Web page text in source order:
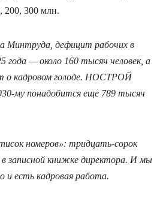
200, 300 млн.
Минтруда, дефицит рабочих в
года — около 160 тысяч человек, а
о кадровом голоде. НОСТРОЙ
му понадобится еще 789 тысяч
номеров»: тридцать-сорок
в записной книжке директора. И мы
и есть кадровая работа.